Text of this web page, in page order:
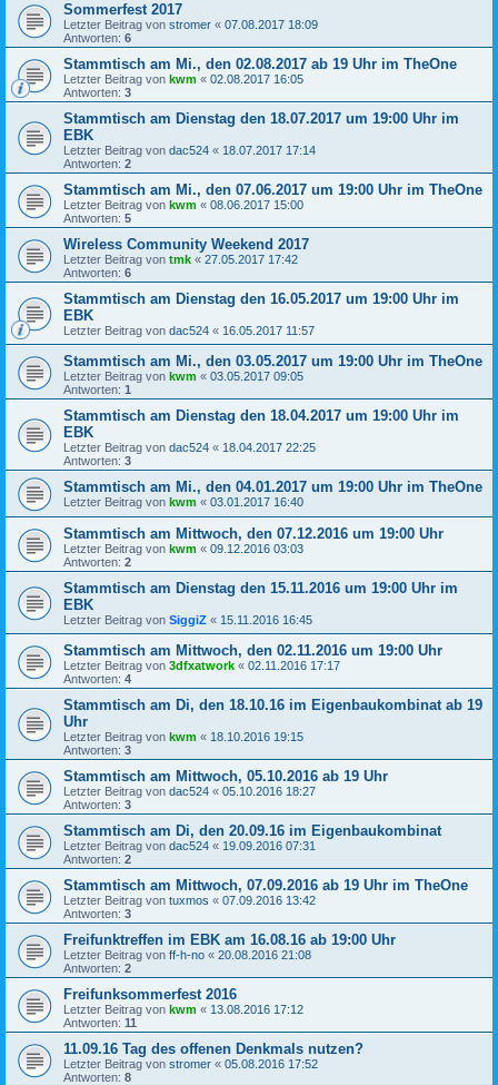
Sommerfest 2017
Letzter Beitrag von stromer « 07.08.2017 18:09
Antworten: 6
Stammtisch am Mi., den 02.08.2017 ab 19 Uhr im TheOne
Letzter Beitrag von kwm « 02.08.2017 16:05
Antworten: 3
Stammtisch am Dienstag den 18.07.2017 um 19:00 Uhr im
EBK
Letzter Beitrag von dac524 « 18.07.2017 17:14
Antworten: 2
Stammtisch am Mi., den 07.06.2017 um 19:00 Uhr im TheOne
Letzter Beitrag von kwm « 08.06.2017 15:00
Antworten: 5
Wireless Community Weekend 2017
Letzter Beitrag von tmk « 27.05.2017 17:42
Antworten: 6
Stammtisch am Dienstag den 16.05.2017 um 19:00 Uhr im
EBK
Letzter Beitrag von dac524 « 16.05.2017 11:57
Stammtisch am Mi., den 03.05.2017 um 19:00 Uhr im TheOne
Letzter Beitrag von kwm « 03.05.2017 09:05
Antworten: 1
Stammtisch am Dienstag den 18.04.2017 um 19:00 Uhr im
EBK
Letzter Beitrag von dac524 « 18.04.2017 22:25
Antworten: 3
Stammtisch am Mi., den 04.01.2017 um 19:00 Uhr im TheOne
Letzter Beitrag von kwm « 03.01.2017 16:40
Stammtisch am Mittwoch, den 07.12.2016 um 19:00 Uhr
Letzter Beitrag von kwm « 09.12.2016 03:03
Antworten: 2
Stammtisch am Dienstag den 15.11.2016 um 19:00 Uhr im
EBK
Letzter Beitrag von SiggiZ « 15.11.2016 16:45
Stammtisch am Mittwoch, den 02.11.2016 um 19:00 Uhr
Letzter Beitrag von 3dfxatwork « 02.11.2016 17:17
Antworten: 4
Stammtisch am Di, den 18.10.16 im Eigenbaukombinat ab 19
Uhr
Letzter Beitrag von kwm « 18.10.2016 19:15
Antworten: 3
Stammtisch am Mittwoch, 05.10.2016 ab 19 Uhr
Letzter Beitrag von dac524 « 05.10.2016 18:27
Antworten: 3
Stammtisch am Di, den 20.09.16 im Eigenbaukombinat
Letzter Beitrag von dac524 « 19.09.2016 07:31
Antworten: 2
Stammtisch am Mittwoch, 07.09.2016 ab 19 Uhr im TheOne
Letzter Beitrag von tuxmos « 07.09.2016 13:42
Antworten: 3
Freifunktreffen im EBK am 16.08.16 ab 19:00 Uhr
Letzter Beitrag von ff-h-no « 20.08.2016 21:08
Antworten: 2
Freifunksommerfest 2016
Letzter Beitrag von kwm « 13.08.2016 17:12
Antworten: 11
11.09.16 Tag des offenen Denkmals nutzen?
Letzter Beitrag von stromer « 05.08.2016 17:52
Antworten: 8